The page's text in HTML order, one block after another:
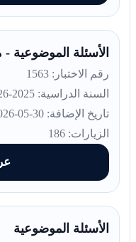
الأسئلة الموضوعية -
رقم الاختبار: 1563
السنة الدراسية: 2025-2026
تاريخ الإضافة: 30-05-2026
الزيارات: 186
الأسئلة الموضوعية